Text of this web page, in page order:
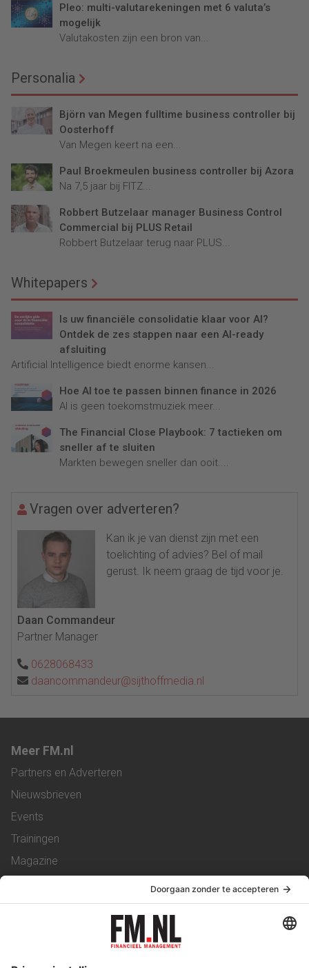
Pleo: multi-valutarekeningen met 6 valuta’s
mogelijk
Valutakosten zijn een bron van...
Personalia
Björn van Megen fulltime business controller bij
Oosterhoff
Van Megen keert na een...
Paul Broekmeulen business controller bij Azora
Na 7,5 jaar bij FITZ...
Robbert Butzelaar manager Business Control
Commercial bij PLUS Retail
Robbert Butzelaar terug naar PLUS...
Whitepapers
Is uw financiële consolidatie klaar voor AI?
Ontdek de zes stappen naar een AI-ready
afsluiting
Artificial Intelligence biedt enorme kansen...
Hoe AI toe te passen binnen finance in 2026
AI is geen toekomstmuziek meer...
The Financial Close Playbook: 7 tactieken om
sneller af te sluiten
Markten bewegen sneller dan ooit....
Vragen over adverteren?
Kan ik je van dienst zijn met een
toelichting of advies? Bel of mail
gerust. Ik neem graag de tijd voor je.
Daan Commandeur
Partner Manager
0628068433
daancommandeur@sijthoffmedia.nl
Meer FM.nl
Partners en Adverteren
Nieuwsbrieven
Events
Trainingen
Magazine
Service & Contact